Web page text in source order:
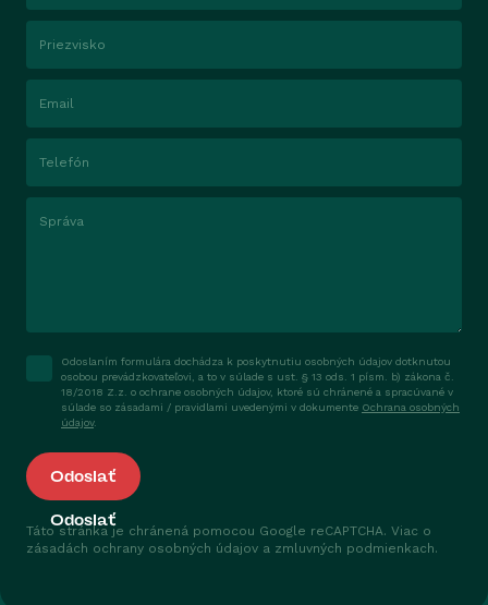
Priezvisko
Email
Telefón
Správa
Odoslaním formulára dochádza k poskytnutiu osobných údajov dotknutou
osobou prevádzkovateľovi, a to v súlade s ust. § 13 ods. 1 písm. b) zákona č.
18/2018 Z.z. o ochrane osobných údajov, ktoré sú chránené a spracúvané v
súlade so zásadami / pravidlami uvedenými v dokumente Ochrana osobných
údajov.
Odoslať
Táto stránka je chránená pomocou Google reCAPTCHA. Viac o
zásadách ochrany osobných údajov a zmluvných podmienkach.